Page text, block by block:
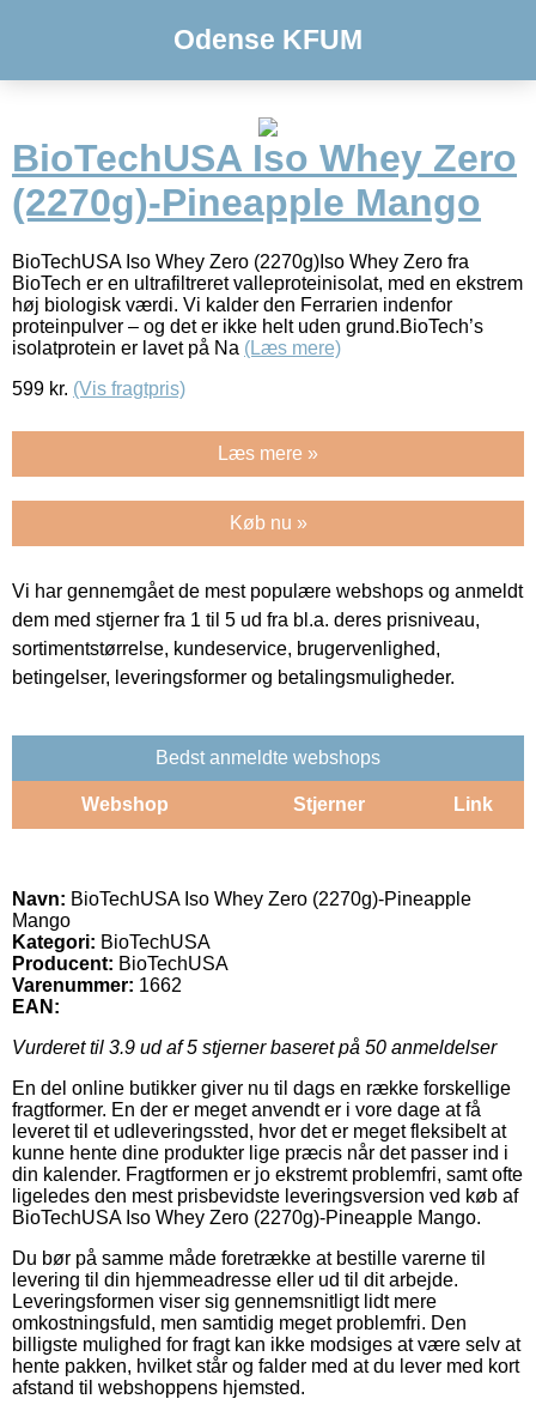
Odense KFUM
BioTechUSA Iso Whey Zero
(2270g)-Pineapple Mango
BioTechUSA Iso Whey Zero (2270g)Iso Whey Zero fra
BioTech er en ultrafiltreret valleproteinisolat, med en ekstrem
høj biologisk værdi. Vi kalder den Ferrarien indenfor
proteinpulver – og det er ikke helt uden grund.BioTech’s
isolatprotein er lavet på Na (Læs mere)
599 kr. (Vis fragtpris)
Læs mere »
Køb nu »
Vi har gennemgået de mest populære webshops og anmeldt
dem med stjerner fra 1 til 5 ud fra bl.a. deres prisniveau,
sortimentstørrelse, kundeservice, brugervenlighed,
betingelser, leveringsformer og betalingsmuligheder.
Bedst anmeldte webshops
Webshop Stjerner Link
Navn: BioTechUSA Iso Whey Zero (2270g)-Pineapple
Mango
Kategori: BioTechUSA
Producent: BioTechUSA
Varenummer: 1662
EAN:
Vurderet til 3.9 ud af 5 stjerner baseret på 50 anmeldelser
En del online butikker giver nu til dags en række forskellige
fragtformer. En der er meget anvendt er i vore dage at få
leveret til et udleveringssted, hvor det er meget fleksibelt at
kunne hente dine produkter lige præcis når det passer ind i
din kalender. Fragtformen er jo ekstremt problemfri, samt ofte
ligeledes den mest prisbevidste leveringsversion ved køb af
BioTechUSA Iso Whey Zero (2270g)-Pineapple Mango.
Du bør på samme måde foretrække at bestille varerne til
levering til din hjemmeadresse eller ud til dit arbejde.
Leveringsformen viser sig gennemsnitligt lidt mere
omkostningsfuld, men samtidig meget problemfri. Den
billigste mulighed for fragt kan ikke modsiges at være selv at
hente pakken, hvilket står og falder med at du lever med kort
afstand til webshoppens hjemsted.